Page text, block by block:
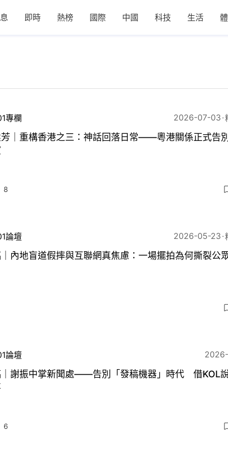
即時 熱榜 國際 中國 科技 生活
專欄 2026-07-03
｜重構香港之三：神話回落日常——粵港關係正式告
8
論壇 2026-05-23
內地盲道假摔與互聯網真焦慮：一場擺拍為何撕裂公
論壇
謝振中掌新聞處——告別「發稿機器」時代 借KOL
6